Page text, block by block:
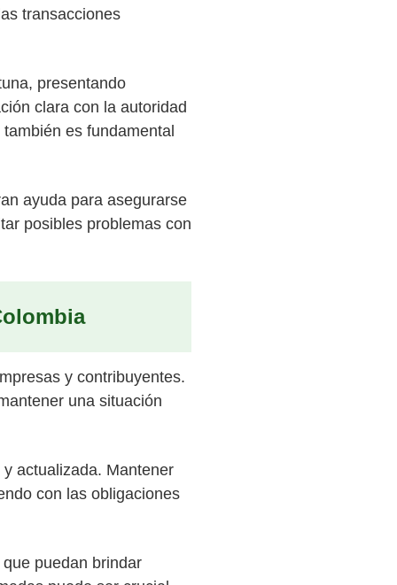
transacciones
presentando
clara con la autoridad
es fundamental
ayuda para asegurarse
posibles problemas con
y contribuyentes.
una situación
actualizada. Mantener
con las obligaciones
puedan brindar